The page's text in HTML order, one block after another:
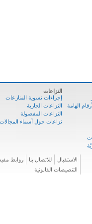
الهامة
النزاعات
إجراءات تسوية المنازعات
النزاعات الجارية
النزاعات المفصولة
نزاعات حول أسماء المجالات
الاستقبال للاتصال بنا روابط مفيدة
التنصيصات القانونية